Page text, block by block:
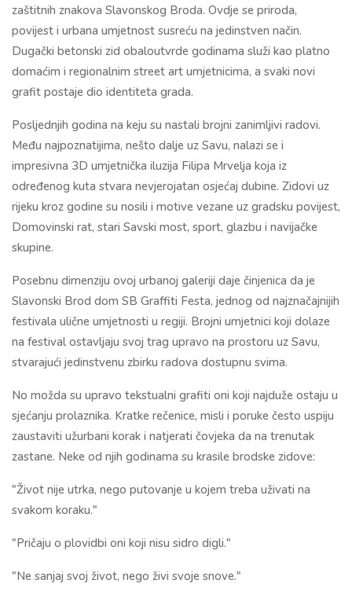
zaštitnih znakova Slavonskog Broda. Ovdje se priroda,
povijest i urbana umjetnost susreću na jedinstven način.
Dugački betonski zid obaloutvrde godinama služi kao platno
domaćim i regionalnim street art umjetnicima, a svaki novi
grafit postaje dio identiteta grada.
Posljednjih godina na keju su nastali brojni zanimljivi radovi.
Među najpoznatijima, nešto dalje uz Savu, nalazi se i
impresivna 3D umjetnička iluzija Filipa Mrvelja koja iz
određenog kuta stvara nevjerojatan osjećaj dubine. Zidovi uz
rijeku kroz godine su nosili i motive vezane uz gradsku povijest,
Domovinski rat, stari Savski most, sport, glazbu i navijačke
skupine.
Posebnu dimenziju ovoj urbanoj galeriji daje činjenica da je
Slavonski Brod dom SB Graffiti Festa, jednog od najznačajnijih
festivala ulične umjetnosti u regiji. Brojni umjetnici koji dolaze
na festival ostavljaju svoj trag upravo na prostoru uz Savu,
stvarajući jedinstvenu zbirku radova dostupnu svima.
No možda su upravo tekstualni grafiti oni koji najduže ostaju u
sjećanju prolaznika. Kratke rečenice, misli i poruke često uspiju
zaustaviti užurbani korak i natjerati čovjeka da na trenutak
zastane. Neke od njih godinama su krasile brodske zidove:
"Život nije utrka, nego putovanje u kojem treba uživati na
svakom koraku."
"Pričaju o plovidbi oni koji nisu sidro digli."
"Ne sanjaj svoj život, nego živi svoje snove."